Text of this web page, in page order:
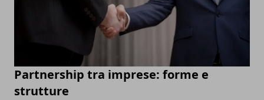
Partnership tra imprese: forme e
strutture